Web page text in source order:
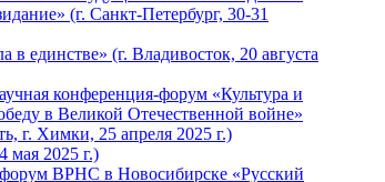
(г. Санкт-Петербург, 30-31
единстве» (г. Владивосток, 20 августа
конференция-форум «Культура и
в Великой Отечественной войне»
г. Химки, 25 апреля 2025 г.)
мая 2025 г.)
ВРНС в Новосибирске «Русский